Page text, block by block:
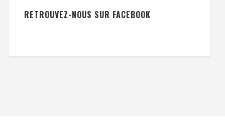
RETROUVEZ-NOUS SUR FACEBOOK